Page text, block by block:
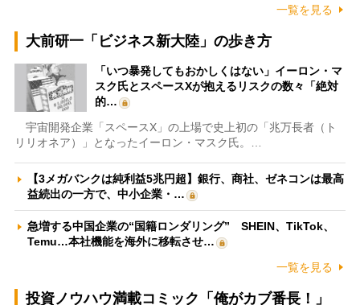
一覧を見る
大前研一「ビジネス新大陸」の歩き方
「いつ暴発してもおかしくはない」イーロン・マ
スク氏とスペースXが抱えるリスクの数々「絶対
的…
宇宙開発企業「スペースX」の上場で史上初の「兆万長者（ト
リリオネア）」となったイーロン・マスク氏。…
【3メガバンクは純利益5兆円超】銀行、商社、ゼネコンは最高
益続出の一方で、中小企業・…
急増する中国企業の“国籍ロンダリング” SHEIN、TikTok、
Temu…本社機能を海外に移転させ…
一覧を見る
投資ノウハウ満載コミック「俺がカブ番長！」